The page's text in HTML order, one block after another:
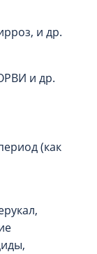
и др.
и др.
(как